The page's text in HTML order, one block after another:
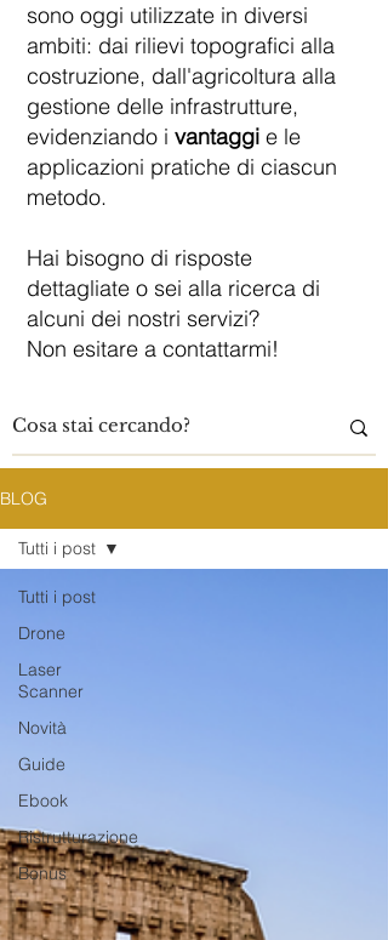
sono oggi utilizzate in diversi
ambiti: dai rilievi topografici alla
costruzione, dall'agricoltura alla
gestione delle infrastrutture,
evidenziando i vantaggi e le
applicazioni pratiche di ciascun
metodo.
Hai bisogno di risposte
dettagliate o sei alla ricerca di
alcuni dei nostri servizi?
Non esitare a contattarmi!
BLOG
Tutti i post
Drone
Laser
Scanner
Novità
Guide
Ebook
Ristrutturazione
Bonus
Tutti i post